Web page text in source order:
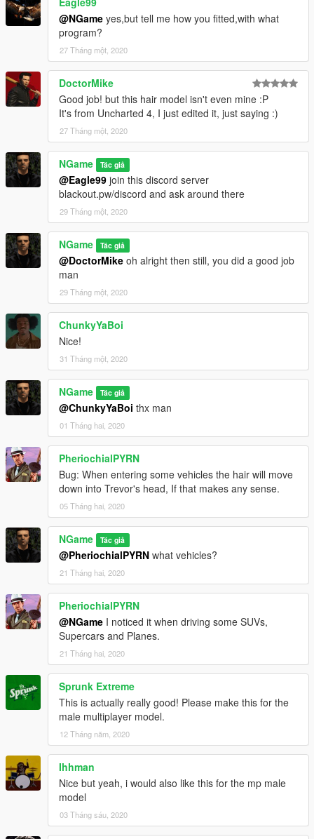
@NGame yes,but tell me how you fitted,with what
program?
27 Tháng một, 2020
DoctorMike
Good job! but this hair model isn't even mine :P
It's from Uncharted 4, I just edited it, just saying :)
27 Tháng một, 2020
NGame Tác giả
@Eagle99 join this discord server
blackout.pw/discord and ask around there
29 Tháng một, 2020
NGame Tác giả
@DoctorMike oh alright then still, you did a good job
man
29 Tháng một, 2020
ChunkyYaBoi
Nice!
31 Tháng một, 2020
NGame Tác giả
@ChunkyYaBoi thx man
01 Tháng hai, 2020
PheriochialPYRN
Bug: When entering some vehicles the hair will move
down into Trevor's head, If that makes any sense.
05 Tháng hai, 2020
NGame Tác giả
@PheriochialPYRN what vehicles?
21 Tháng hai, 2020
PheriochialPYRN
@NGame I noticed it when driving some SUVs,
Supercars and Planes.
21 Tháng hai, 2020
Sprunk Extreme
This is actually really good! Please make this for the
male multiplayer model.
12 Tháng năm, 2020
Ihhman
Nice but yeah, i would also like this for the mp male
model
03 Tháng sáu, 2020